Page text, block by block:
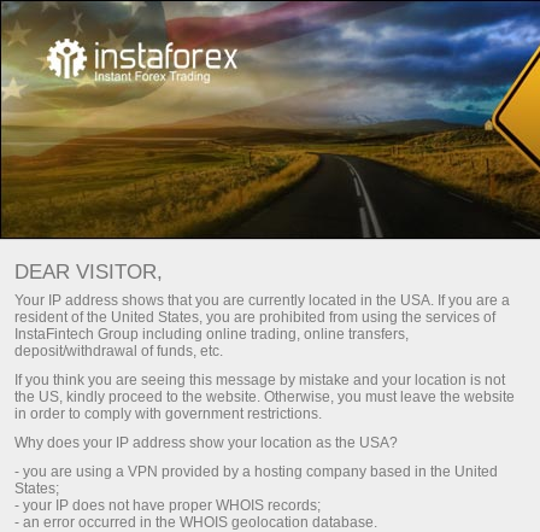
БОШҚАРУВЧИ ТРЕЙДЕРЛАР УЧУН
ПАММ-ТИЗИМ
Савдо ҳисоб-варағини очиш
Демо-ҳисоб-варағини очиш
DEAR VISITOR,
Your IP address shows that you are currently located in the USA. If you are a
resident of the United States, you are prohibited from using the services of
InstaFintech Group including online trading, online transfers,
deposit/withdrawal of funds, etc.
If you think you are seeing this message by mistake and your location is not
the US, kindly proceed to the website. Otherwise, you must leave the website
in order to comply with government restrictions.
Why does your IP address show your location as the USA?
- you are using a VPN provided by a hosting company based in the United
States;
- your IP does not have proper WHOIS records;
- an error occurred in the WHOIS geolocation database.